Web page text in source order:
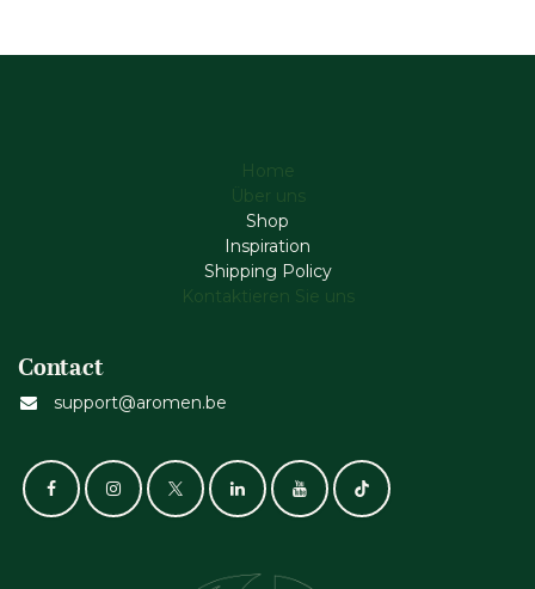
Home
Über uns
Shop
Inspiration
Shipping Policy
Kontaktieren Sie uns
Contact
support@aromen.be